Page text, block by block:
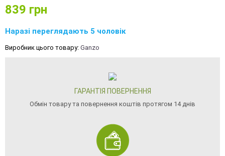
839 грн
Наразі переглядають 5 чоловік
Виробник цього товару: Ganzo
ГАРАНТІЯ ПОВЕРНЕННЯ
Обмін товару та повернення коштів протягом 14 днів